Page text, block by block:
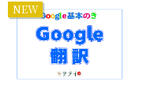
NEW